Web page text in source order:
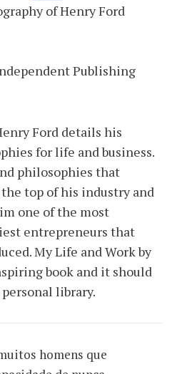
of Henry Ford
Publishing
Ford details his
for life and business.
philosophies that
top of his industry and
one of the most
entrepreneurs that
My Life and Work by
book and it should
library.
homens que